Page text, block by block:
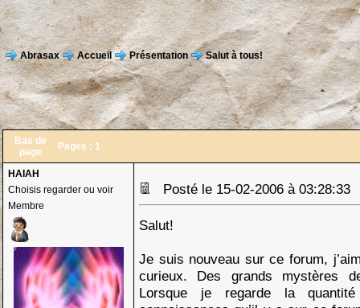
Abrasax Accueil Présentation Salut à tous!
Bas de
page
Pages : 1
HAIAH
Choisis regarder ou voir
Membre
Posté le 15-02-2006 à
Salut!
Je suis nouveau sur ce forum,
curieux. Des grands mystères
Lorsque je regarde la